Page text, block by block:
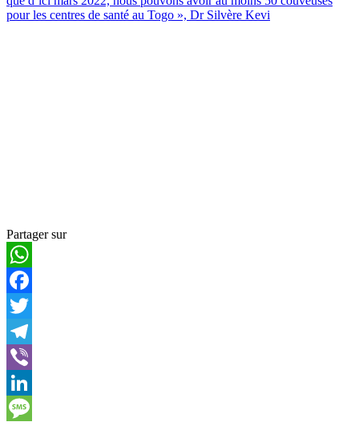
Partager sur
WhatsApp
Facebook
Twitter
Telegram
Viber
LinkedIn